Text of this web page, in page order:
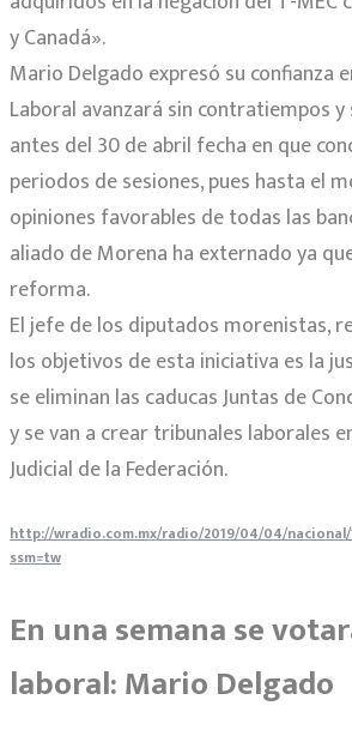
y Canadá».
Mario Delgado expresó su confianza
Laboral avanzará sin contratiempos
antes del 30 de abril fecha en que
periodos de sesiones, pues hasta el
opiniones favorables de todas las
aliado de Morena ha externado ya
reforma.
El jefe de los diputados morenistas,
los objetivos de esta iniciativa es la
se eliminan las caducas Juntas de
y se van a crear tribunales laborales
Judicial de la Federación.
http://wradio.com.mx/radio/2019/04/04/nacional/
ssm=tw
En una semana se
laboral: Mario Delgado